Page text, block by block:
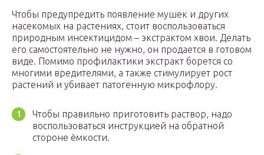
Чтобы предупредить появление мушек и других
насекомых на растениях, стоит воспользоваться
природным инсектицидом – экстрактом хвои. Делать
его самостоятельно не нужно, он продается в готовом
виде. Помимо профилактики экстракт борется со
многими вредителями, а также стимулирует рост
растений и убивает патогенную микрофлору.
Чтобы правильно приготовить раствор, надо
воспользоваться инструкцией на обратной
стороне ёмкости.